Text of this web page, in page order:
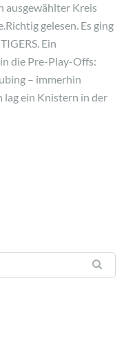
ausgewählter Kreis
gelesen. Es ging
Ein
die Pre-Play-Offs:
– immerhin
lag ein Knistern in der